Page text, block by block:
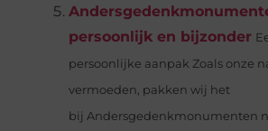
persoonlijk en bijzonder
persoonlijke aanpak Zoals onze
vermoeden, pakken wij het
bij Andersgedenkmonumenten